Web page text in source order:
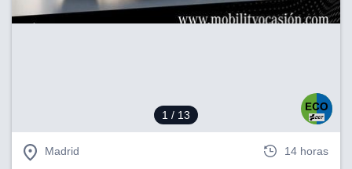
1 / 13
Madrid 14 horas